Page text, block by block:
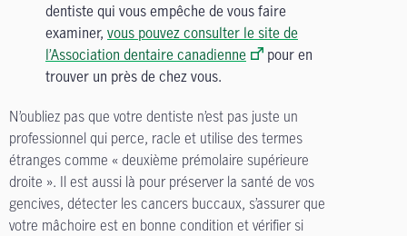
dentiste qui vous empêche de vous faire
examiner, vous pouvez consulter le site de
l’Association dentaire canadienne
pour en
trouver un près de chez vous.
N’oubliez pas que votre dentiste n’est pas juste un
professionnel qui perce, racle et utilise des termes
étranges comme « deuxième prémolaire supérieure
droite ». Il est aussi là pour préserver la santé de vos
gencives, détecter les cancers buccaux, s’assurer que
votre mâchoire est en bonne condition et vérifier si